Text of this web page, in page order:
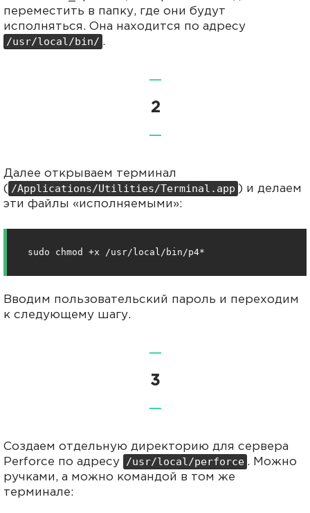
переместить в папку, где они будут
исполняться. Она находится по адресу
/usr/local/bin/ .
—
2
—
Далее открываем терминал
( /Applications/Utilities/Terminal.app ) и делаем
эти файлы «исполняемыми»:
sudo chmod +x /usr/local/bin/p4*
Вводим пользовательский пароль и переходим
к следующему шагу.
—
3
—
Создаем отдельную директорию для сервера
Perforce по адресу
/usr/local/perforce . Можно
ручками, а можно командой в том же
терминале: